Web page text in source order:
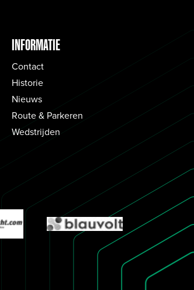
INFORMATIE
Contact
Historie
Nieuws
Route & Parkeren
Wedstrijden